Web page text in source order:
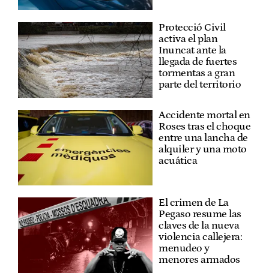
Protecció Civil
activa el plan
Inuncat ante la
llegada de fuertes
tormentas a gran
parte del territorio
Accidente mortal en
Roses tras el choque
entre una lancha de
alquiler y una moto
acuática
El crimen de La
Pegaso resume las
claves de la nueva
violencia callejera:
menudeo y
menores armados